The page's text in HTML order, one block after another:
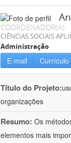
COORDENADOR(A)
CIÊNCIAS SOCIAIS
Administração
E-mail Currículo
Título do Projeto:
organizações
Resumo: Os
elementos mais